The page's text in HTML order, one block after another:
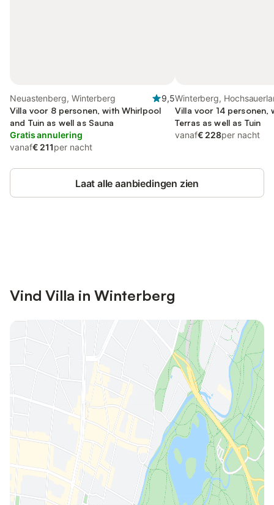
Neuastenberg, Winterberg
9,5
Villa voor 8 personen, with Whirlpool
and Tuin as well as Sauna
Gratis annulering
vanaf€ 211per nacht
Winterberg,
Villa voor 14 personen,
Terras as well as Tuin
vanaf€ 228per nacht
Laat alle aanbiedingen zien
Vind Villa in Winterberg